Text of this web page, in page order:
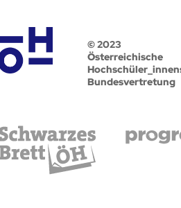
© 2023
Österreichische
Bundesvertretung